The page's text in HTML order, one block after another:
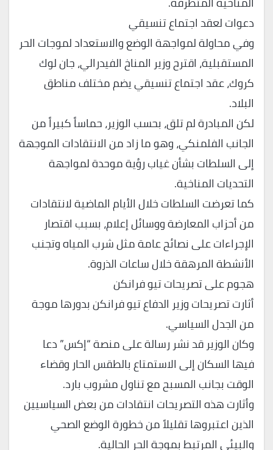
دعوات لعقد اجتماع تنسيقي
وفي محاولة لمواجهة الوضع والاستعداد لموجات الحر
المستقبلية، اقترح وزير المناخ الفيدرالي، جان لوك
كروك، عقد اجتماع تنسيقي يضم مختلف مناطق
البلاد.
لكن المبادرة لم تلق، بحسب الوزير، حماساً كبيراً من
الجانب الفلمنكي، وهو ما زاد من الانتقادات الموجهة
إلى السلطات بشأن غياب رؤية موحدة لمواجهة
التحديات المناخية.
كما تعرضت السلطات خلال الأيام الماضية لانتقادات
من أحزاب المعارضة ووسائل إعلام، بسبب اقتصار
الإجراءات على نصائح عامة مثل شرب المياه وتجنب
الأنشطة المرهقة خلال ساعات الذروة.
هجوم على تصريحات تيو فرانكن
أثارت تصريحات وزير الدفاع تيو فرانكن بدورها موجة
من الجدل السياسي.
وكان الوزير قد نشر رسالة على منصة “إكس” دعا
فيها السكان إلى الاستمتاع بالطقس الحار وقضاء
الوقت بجانب المسبح مع تناول مشروب بارد.
وأثارت هذه التصريحات انتقادات من بعض السياسيين
الذين اعتبروها تقليلاً من خطورة الوضع الصحي
والبيئي المرتبط بموجة الحر الحالية.